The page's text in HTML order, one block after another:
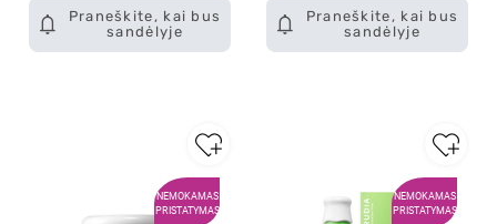
Praneškite, kai bus
sandėlyje
Praneškite, kai bus
sandėlyje
NEMOKAMAS
PRISTATYMAS
NEMOKAMAS
PRISTATYMAS